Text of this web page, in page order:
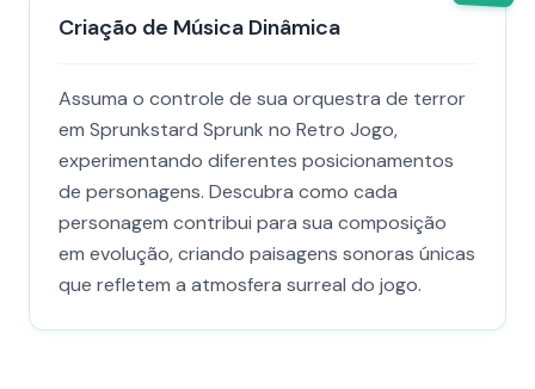
Criação de Música Dinâmica
Assuma o controle de sua orquestra de terror
em Sprunkstard Sprunk no Retro Jogo,
experimentando diferentes posicionamentos
de personagens. Descubra como cada
personagem contribui para sua composição
em evolução, criando paisagens sonoras únicas
que refletem a atmosfera surreal do jogo.